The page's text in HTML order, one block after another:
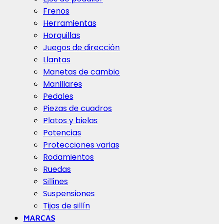
Frenos
Herramientas
Horquillas
Juegos de dirección
Llantas
Manetas de cambio
Manillares
Pedales
Piezas de cuadros
Platos y bielas
Potencias
Protecciones varias
Rodamientos
Ruedas
Sillines
Suspensiones
Tijas de sillín
MARCAS